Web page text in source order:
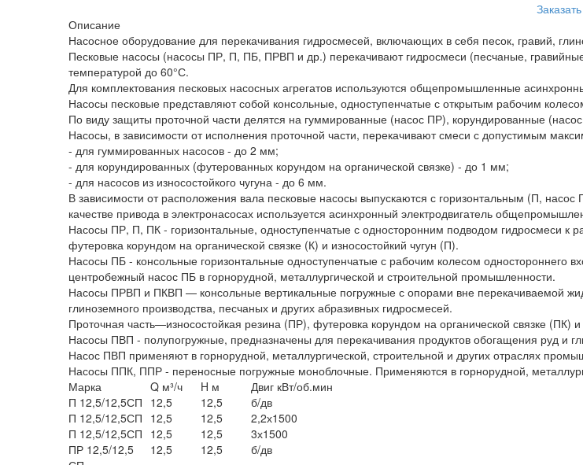
Заказать
Описание
Насосное оборудование для перекачивания гидросмесей, включающих в себя песок, гравий,
Песковые насосы (насосы ПР, П, ПБ, ПРВП и др.) перекачивают гидросмеси (песчаные,
температурой до 60°С.
Для комплектования песковых насосных агрегатов используются общепромышленные
Насосы песковые представляют собой консольные, одноступенчатые с открытым рабочим
По виду защиты проточной части делятся на гуммированные (насос ПР), корундированные
Насосы, в зависимости от исполнения проточной части, перекачивают смеси с допустимым
- для гуммированных насосов - до 2 мм;
- для корундированных (футерованных корундом на органической связке) - до 1 мм;
- для насосов из износостойкого чугуна - до 6 мм.
В зависимости от расположения вала песковые насосы выпускаются с горизонтальным (П,
качестве привода в электронасосах используется асинхронный электродвигатель
Насосы ПР, П, ПК - горизонтальные, одноступенчатые с односторонним подводом гидросмеси к
футеровка корундом на органической связке (К) и износостойкий чугун (П).
Насосы ПБ - консольные горизонтальные одноступенчатые с рабочим колесом
центробежный насос ПБ в горнорудной, металлургической и строительной промышленности.
Насосы ПРВП и ПКВП — консольные вертикальные погружные с опорами вне перекачиваемой
глиноземного производства, песчаных и других абразивных гидросмесей.
Проточная часть—износостойкая резина (ПР), футеровка корундом на органической связке (ПК)
Насосы ПВП - полупогружные, предназначены для перекачивания продуктов обогащения руд и
Насос ПВП применяют в горнорудной, металлургической, строительной и других отраслях
Насосы ППК, ППР - переносные погружные моноблочные. Применяются в горнорудной,
Марка
Q м³/ч H м
Двиг кВт/об.мин
П 12,5/12,5СП 12,5 12,5
б/дв
П 12,5/12,5СП 12,5 12,5
2,2х1500
П 12,5/12,5СП 12,5 12,5
3х1500
ПР 12,5/12,5
12,5 12,5 б/дв